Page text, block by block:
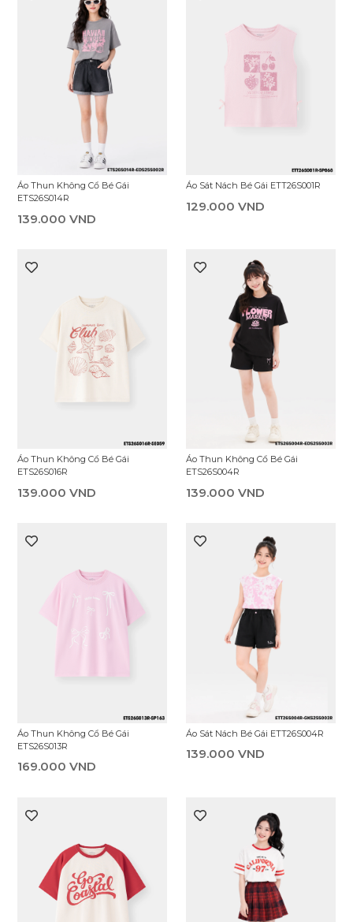
Áo Thun Không Cổ Bé Gái
ETS26S014R
139.000 VND
Áo Sát Nách Bé Gái ETT26S001R
129.000 VND
Áo Thun Không Cổ Bé Gái
ETS26S016R
139.000 VND
Áo Thun Không Cổ Bé Gái
ETS26S004R
139.000 VND
Áo Thun Không Cổ Bé Gái
ETS26S013R
169.000 VND
Áo Sát Nách Bé Gái ETT26S004R
139.000 VND